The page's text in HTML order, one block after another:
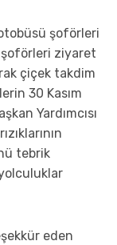
şoförleri
şoförleri ziyaret
çiçek takdim
30 Kasım
Yardımcısı
tebrik
eden